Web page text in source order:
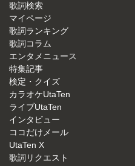
歌詞検索
マイページ
歌詞ランキング
歌詞コラム
エンタメニュース
特集記事
検定・クイズ
カラオケUtaTen
ライブUtaTen
インタビュー
ココだけメール
UtaTen X
歌詞リクエスト